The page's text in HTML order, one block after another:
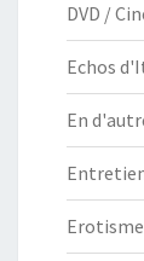
DVD /
Echos
En
Erotisme